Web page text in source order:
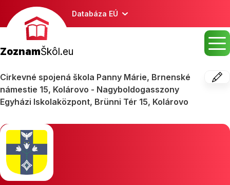
Databáza EÚ
ZoznamŠkôl.eu
Cirkevné spojená škola Panny Márie, Brnenské
námestie 15, Kolárovo - Nagyboldogasszony
Egyházi Iskolaközpont, Brünni Tér 15, Kolárovo